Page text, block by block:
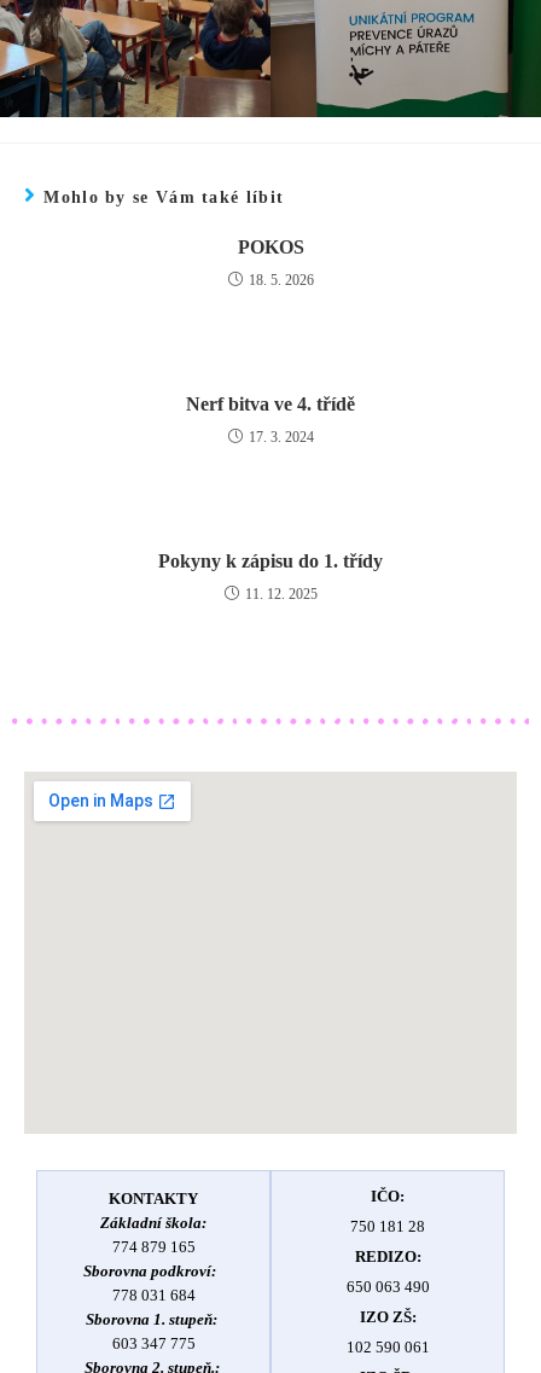
Mohlo by se Vám také líbit
POKOS
18. 5. 2026
Nerf bitva ve 4. třídě
17. 3. 2024
Pokyny k zápisu do 1. třídy
11. 12. 2025
KONTAKTY
Základní škola:
774 879 165
Sborovna podkroví:
778 031 684
Sborovna 1. stupeň:
603 347 775
Sborovna 2. stupeň.:
IČO:
750 181 28
REDIZO:
650 063 490
IZO ZŠ:
102 590 061